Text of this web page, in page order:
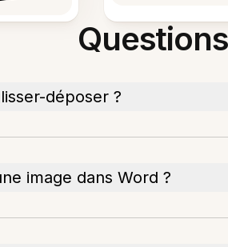
déposer ?
image dans Word ?